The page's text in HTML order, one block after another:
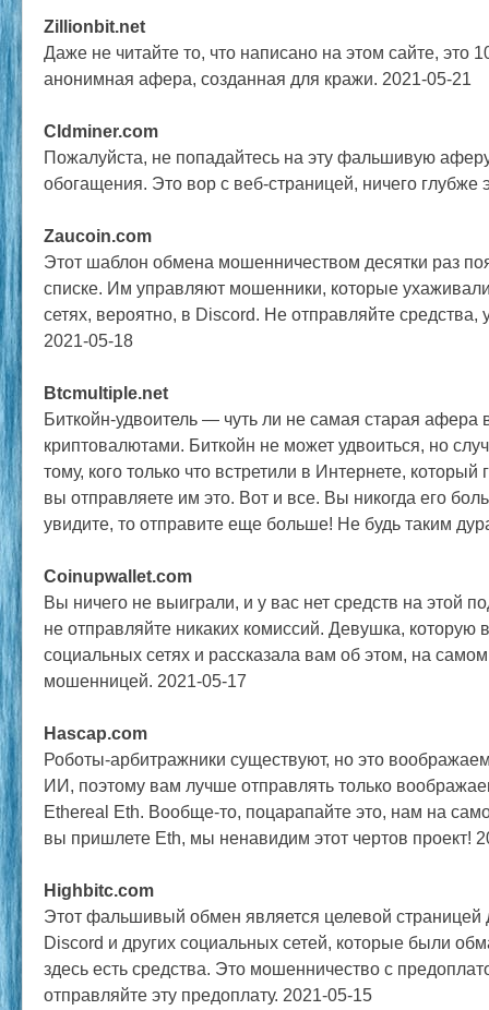
Zillionbit.net
Даже не читайте то, что написано на этом сайте, это
анонимная афера, созданная для кражи. 2021-05-21
Cldminer.com
Пожалуйста, не попадайтесь на эту фальшивую
обогащения. Это вор с веб-страницей, ничего глубже
Zaucoin.com
Этот шаблон обмена мошенничеством десятки раз
списке. Им управляют мошенники, которые
сетях, вероятно, в Discord. Не отправляйте средства,
2021-05-18
Btcmultiple.net
Биткойн-удвоитель — чуть ли не самая старая афера
криптовалютами. Биткойн не может удвоиться, но
тому, кого только что встретили в Интернете, который
вы отправляете им это. Вот и все. Вы никогда его
увидите, то отправите еще больше! Не будь таким
Coinupwallet.com
Вы ничего не выиграли, и у вас нет средств на этой
не отправляйте никаких комиссий. Девушка, которую
социальных сетях и рассказала вам об этом, на
мошенницей. 2021-05-17
Hascap.com
Роботы-арбитражники существуют, но это
ИИ, поэтому вам лучше отправлять только
Ethereal Eth. Вообще-то, поцарапайте это, нам на
вы пришлете Eth, мы ненавидим этот чертов проект!
Highbitc.com
Этот фальшивый обмен является целевой страницей
Discord и других социальных сетей, которые были
здесь есть средства. Это мошенничество с
отправляйте эту предоплату. 2021-05-15